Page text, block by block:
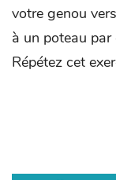
votre genou
à un poteau par
Répétez cet